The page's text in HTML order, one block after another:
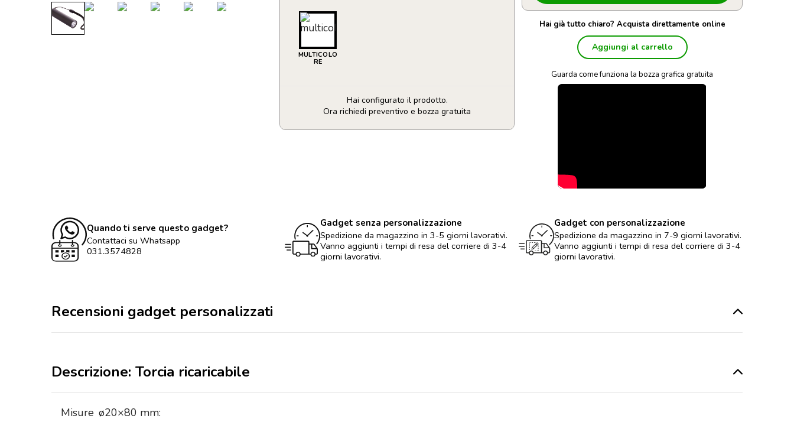
MULTICOLO
RE
Hai configurato il prodotto.
Ora richiedi preventivo e bozza gratuita
Torcia
Hai già tutto chiaro? Acquista direttamente online
Aggiungi al carrello
Guarda come funziona la bozza grafica gratuita
Quando ti serve questo gadget?
Contattaci su Whatsapp
031.3574828
Gadget senza personalizzazione
Spedizione da magazzino in 3-5 giorni lavorativi.
Vanno aggiunti i tempi di resa del corriere di 3-4
giorni lavorativi.
Gadget con personalizzazione
Spedizione da magazzino in 7-9 giorni lavorativi.
Vanno aggiunti i tempi di resa del corriere di 3-4
giorni lavorativi.
Recensioni gadget personalizzati
Descrizione: Torcia ricaricabile
Misure ø20×80 mm: